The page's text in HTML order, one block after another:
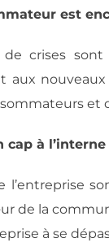
est
de crises
aux
et
cap à l’interne
l’entreprise
de la
à se